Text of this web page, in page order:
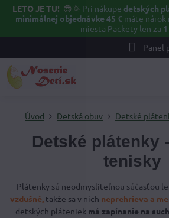
LETO JE TU! 😎🌞 Pri nákupe detských
minimálnej objednávke 45 €máte nárok
miesta Packety len za
Panel
Úvod Detská obuv Detské
Detské plátenky
tenisky
Plátenky sú neodmysliteľnou súčasťou
vzdušné,takže sa v nich neprehrieva a
detských pláteniek má zapínanie na